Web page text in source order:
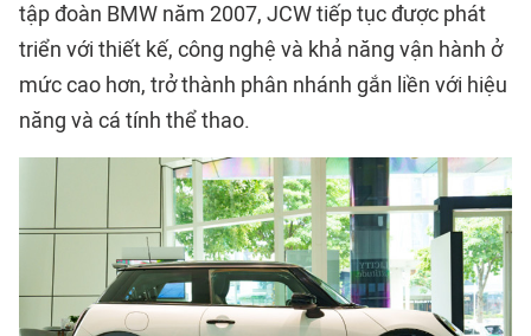
tập đoàn BMW năm 2007, JCW tiếp tục được phát
triển với thiết kế, công nghệ và khả năng vận hành ở
mức cao hơn, trở thành phân nhánh gắn liền với hiệu
năng và cá tính thể thao.